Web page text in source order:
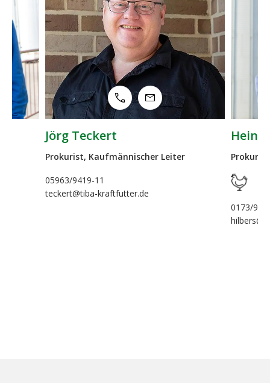
Teckert
Kaufmännischer Leiter
kraftfutter.de
Heino Hilbers
Prokurist, Leiter Vertrieb
hilbers@tiba-kraftfutter.de